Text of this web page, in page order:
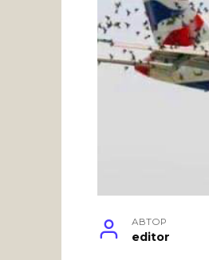
АВТОР
editor